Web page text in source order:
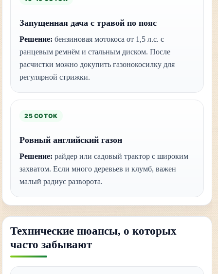
Запущенная дача с травой по пояс
Решение: бензиновая мотокоса от 1,5 л.с. с
ранцевым ремнём и стальным диском. После
расчистки можно докупить газонокосилку для
регулярной стрижки.
25 СОТОК
Ровный английский газон
Решение: райдер или садовый трактор с широким
захватом. Если много деревьев и клумб, важен
малый радиус разворота.
Технические нюансы, о которых
часто забывают